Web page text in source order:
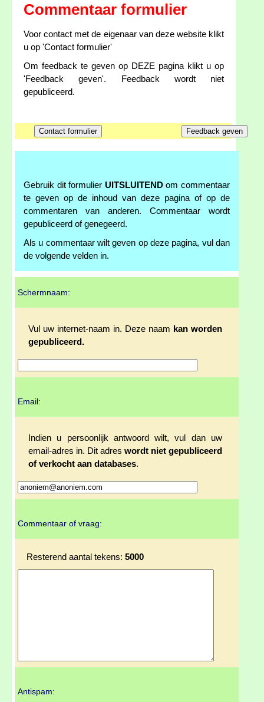
Commentaar formulier
Voor contact met de eigenaar van deze website klikt
u op 'Contact formulier'
Om feedback te geven op DEZE pagina klikt u op
'Feedback geven'. Feedback wordt niet
gepubliceerd.
Gebruik dit formulier UITSLUITENDom commentaar
te geven op de inhoud van deze pagina of op de
commentaren van anderen. Commentaar wordt
gepubliceerd of genegeerd.
Als u commentaar wilt geven op deze pagina, vul dan
de volgende velden in.
Schermnaam:
Vul uw internet-naam in. Deze naam kan worden
gepubliceerd.
Email:
Indien u persoonlijk antwoord wilt, vul dan uw
email-adres in. Dit adres wordt niet gepubliceerd
of verkocht aan databases.
Commentaar of vraag:
Resterend aantal tekens: 5000
Antispam: